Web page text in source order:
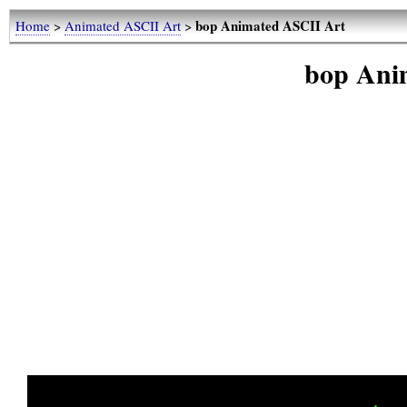
Home>Animated ASCII Art>bop Animated ASCII Art
bop